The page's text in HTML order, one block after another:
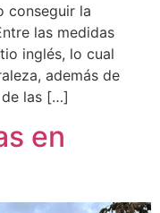
conseguir la
las medidas
inglés, lo cual
además de
las […]
en